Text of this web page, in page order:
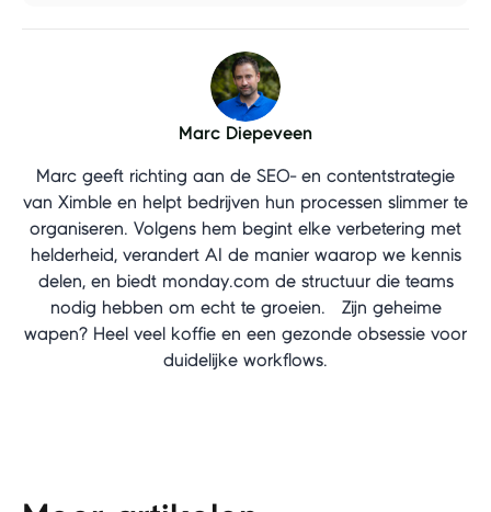
Marc Diepeveen
Marc geeft richting aan de SEO- en contentstrategie
van Ximble en helpt bedrijven hun processen slimmer te
organiseren. Volgens hem begint elke verbetering met
helderheid, verandert AI de manier waarop we kennis
delen, en biedt monday.com de structuur die teams
nodig hebben om echt te groeien. Zijn geheime
wapen? Heel veel koffie en een gezonde obsessie voor
duidelijke workflows.